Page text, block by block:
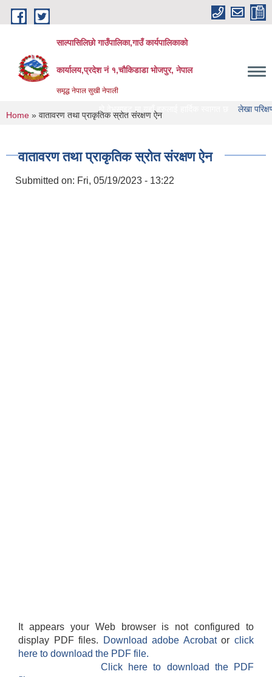
Skip to main content
साल्पासिलिछो गाउँपालिका,गाउँ कार्यपालिकाको
कार्यालय,प्रदेश नं १,चौकिडाडा भोजपुर, नेपाल
समृद्ध नेपाल सुखी नेपाली
गाउँपालिका को वेभसाइट मा यहाँ हरुलाई हार्दिक स्वागत छ लेखा परिक्षण गर्ने
You are here
Home » वातावरण तथा प्राकृतिक स्रोत संरक्षण ऐन
वातावरण तथा प्राकृतिक स्रोत संरक्षण ऐन
Submitted on: Fri, 05/19/2023 - 13:22
It appears your Web browser is not configured to
display PDF files.
Download adobe Acrobatorclick
here to download the PDF file.
Click here to download the PDF